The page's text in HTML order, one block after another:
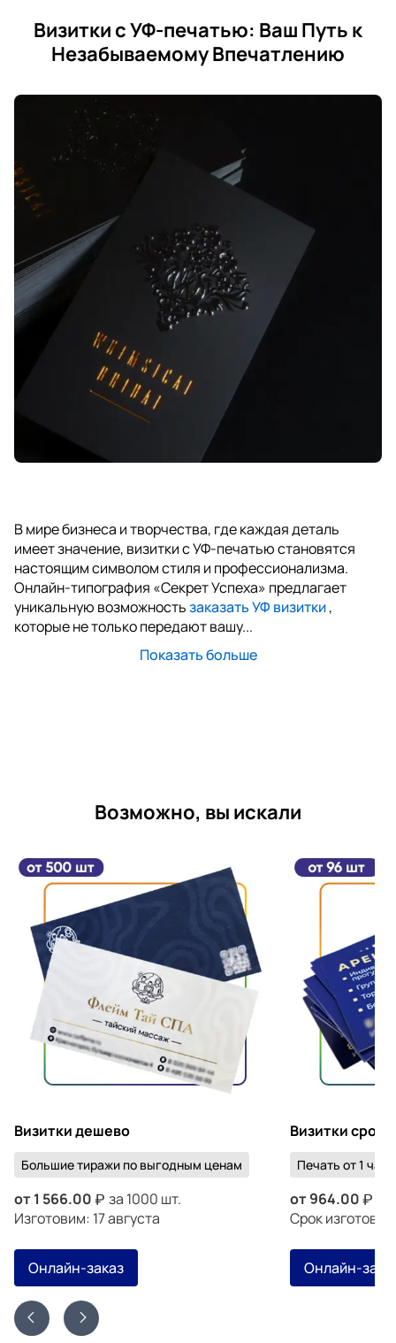
Визитки с УФ-печатью: Ваш Путь к
Незабываемому Впечатлению
В мире бизнеса и творчества, где каждая деталь
имеет значение, визитки с УФ-печатью становятся
настоящим символом стиля и профессионализма.
Онлайн-типография «Секрет Успеха» предлагает
уникальную возможностьзаказать УФ визитки,
которые не только передают вашу...
Показать больше
Возможно, вы искали
Визитки дешево
Большие тиражи по выгодным ценам
от 1 566.00
за 1000 шт.
Изготовим: 17 августа
Онлайн-заказ
Визитки
Печать от 1 часа
от964.00
Срок
Онлайн-